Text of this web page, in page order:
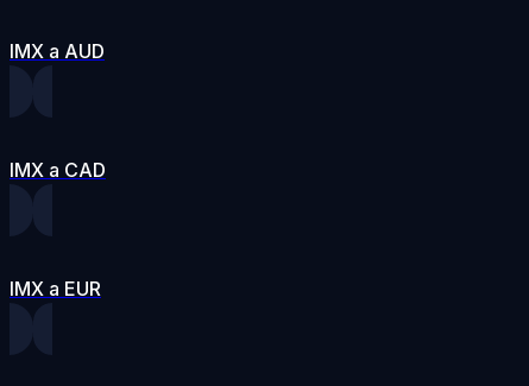
IMX a AUD
IMX a CAD
IMX a EUR